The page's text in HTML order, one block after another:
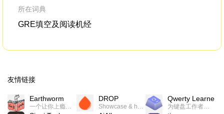
所在词典
GRE填空及阅读机经
友情链接
Earthworm
一个让你上瘾的英语学习工具，使用 连词成句 、 i + 1 、 以终为始等学习理论来帮助你习得英语，通过不断的重复形成肌肉记忆，最重要的是 游戏化 的形式让学习英语从此不再痛苦
DROP
Showcase & host your work in extraordinary ways.不限速文件分享，托管，建站平台
Qwerty Learner
为键盘工作者设计的单词与肌肉记忆锻炼软件